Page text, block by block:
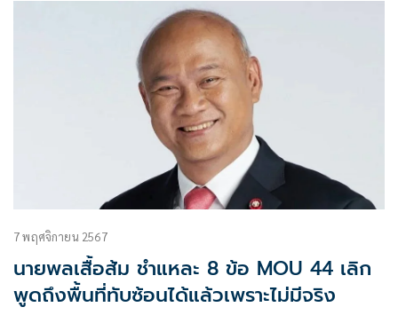
แล้วแก้ตัวว่าเป็นเพื่อนบ้านเดินผ่าน
7 พฤศจิกายน 2567
นายพลเสื้อส้ม ชำแหละ 8 ข้อ MOU 44 เลิก
พูดถึงพื้นที่ทับซ้อนได้แล้วเพราะไม่มีจริง